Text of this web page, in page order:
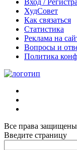
Вход /
ХудСовет
Как связаться
Статистика
Реклама на
Вопросы и
Политика
Все права
Введите страницу